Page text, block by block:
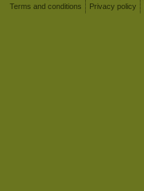
Terms and conditions
Privacy policy